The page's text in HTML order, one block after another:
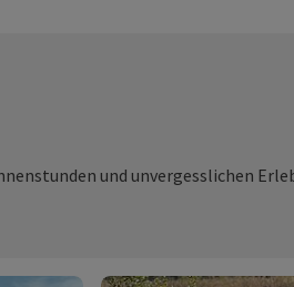
und unvergesslichen